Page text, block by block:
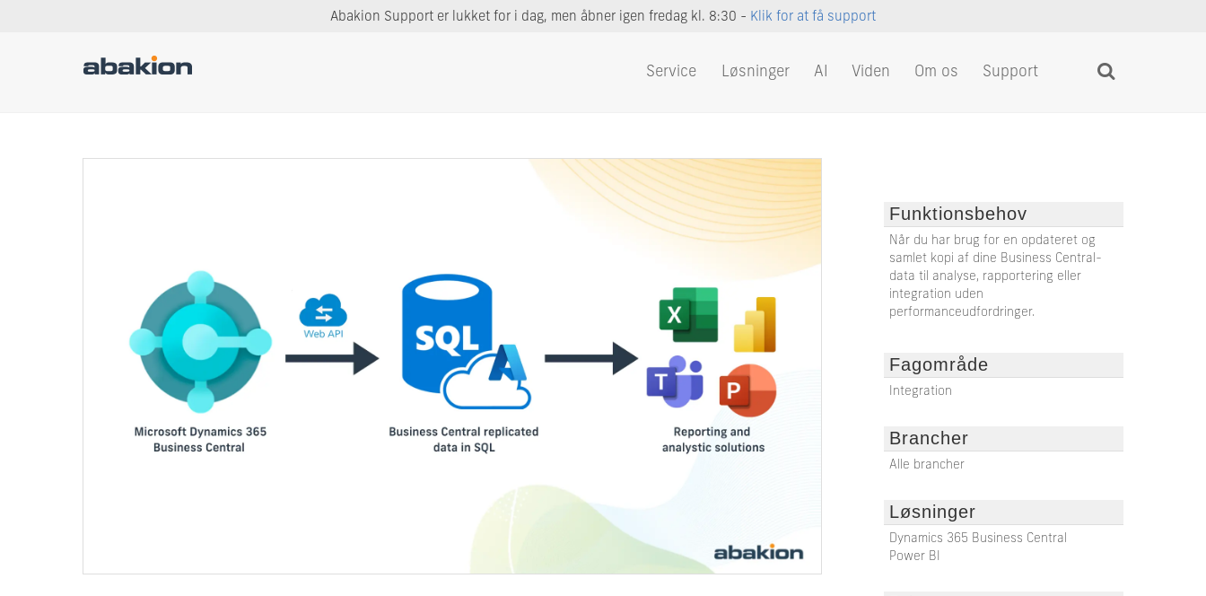
Abakion Support er lukket for i dag, men åbner igen fredag kl. 8:30 - Klik for at få support
Service Løsninger AI Viden Om os Support
Funktionsbehov
Når du har brug for en opdateret og
samlet kopi af dine Business Central-
data til analyse, rapportering eller
integration uden
performanceudfordringer.
Fagområde
Integration
Brancher
Alle brancher
Løsninger
Dynamics 365 Business Central
Power BI